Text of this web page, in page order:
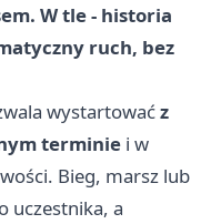
W tle - historia
ruch, bez
wystartowaćz
terminie i w
Bieg, marsz lub
uczestnika, a